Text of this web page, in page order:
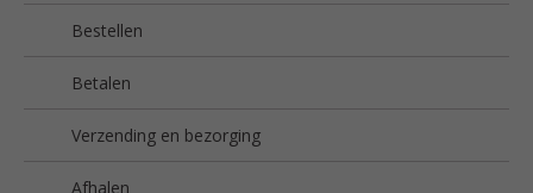
Bestellen
Betalen
Verzending en bezorging
Afhalen